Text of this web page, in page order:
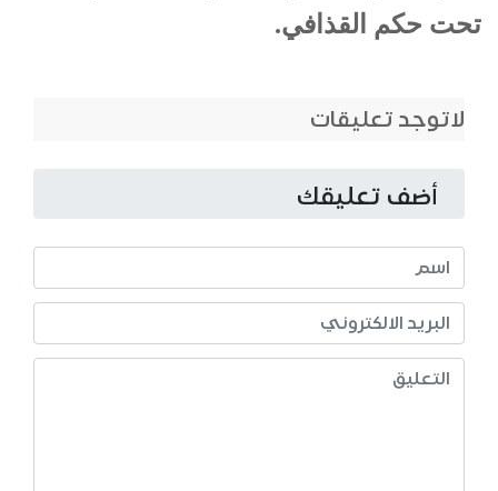
تحت حكم القذافي.
لاتوجد تعليقات
أضف تعليقك